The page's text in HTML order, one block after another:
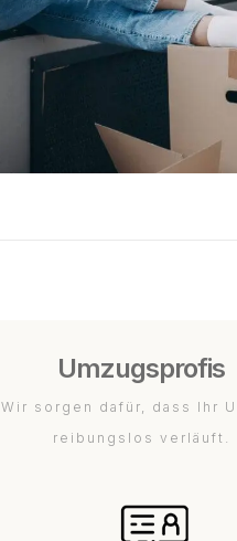
Umzugsprofis
Wir sorgen dafür, dass Ihr
reibungslos verläuft.